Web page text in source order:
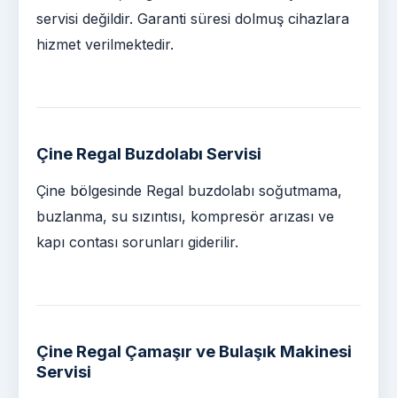
servisi değildir. Garanti süresi dolmuş cihazlara
hizmet verilmektedir.
Çine Regal Buzdolabı Servisi
Çine bölgesinde Regal buzdolabı soğutmama,
buzlanma, su sızıntısı, kompresör arızası ve
kapı contası sorunları giderilir.
Çine Regal Çamaşır ve Bulaşık Makinesi
Servisi